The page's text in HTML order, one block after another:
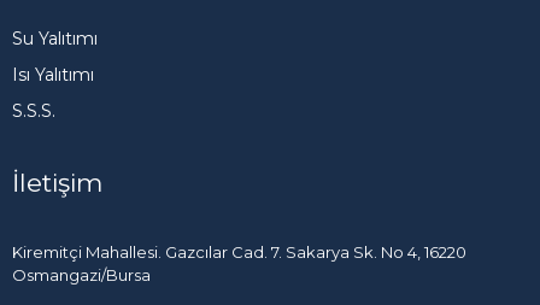
Su Yalıtımı
Isı Yalıtımı
S.S.S.
İletişim
Kiremitçi Mahallesi. Gazcılar Cad. 7. Sakarya Sk. No 4, 16220
Osmangazi/Bursa